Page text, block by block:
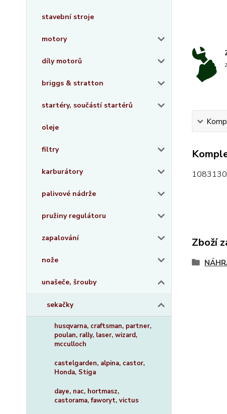
stavební stroje
motory
díly motorů
briggs & stratton
startéry, součástí startérů
oleje
filtry
karburátory
palivové nádrže
pružiny regulátoru
zapalování
nože
unašeče, šrouby
sekačky
husqvarna, craftsman, partner,
poulan, rally, laser, wizard,
mcculloch
castelgarden, alpina, castor,
Honda, Stiga
daye, nac, hortmasz,
castorama, faworyt, victus
Zboží